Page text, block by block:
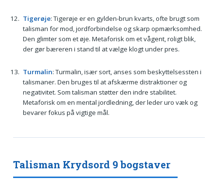
Tigerøje: Tigerøje er en gylden-brun kvarts, ofte brugt som
talisman for mod, jordforbindelse og skarp opmærksomhed.
Den glimter som et øje. Metaforisk om et vågent, roligt blik,
der gør bæreren i stand til at vælge klogt under pres.
Turmalin: Turmalin, især sort, anses som beskyttelsessten i
talismaner. Den bruges til at afskærme distraktioner og
negativitet. Som talisman støtter den indre stabilitet.
Metaforisk om en mental jordledning, der leder uro væk og
bevarer fokus på vigtige mål.
Talisman Krydsord 9 bogstaver